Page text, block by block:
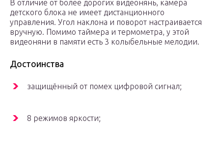
В отличие от более дорогих видеонянь, камера
детского блока не имеет дистанционного
управления. Угол наклона и поворот настраивается
вручную. Помимо таймера и термометра, у этой
видеоняни в памяти есть 3 колыбельные мелодии.
Достоинства
защищённый от помех цифровой сигнал;
8 режимов яркости;